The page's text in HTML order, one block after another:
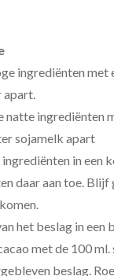
ingrediënten met
natte ingrediënten
sojamelk apart
in een
daar aan toe. Blijf
het beslag in een
met de 100 ml.
beslag.